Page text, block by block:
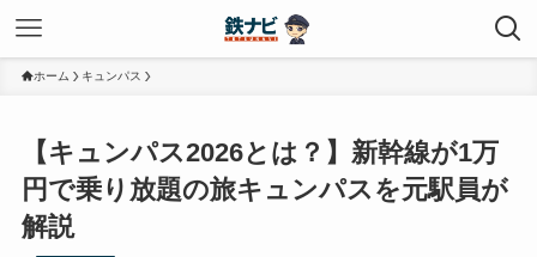
ホーム キュンパス
【キュンパス2026とは？】新幹線が1万
円で乗り放題の旅キュンパスを元駅員が
解説